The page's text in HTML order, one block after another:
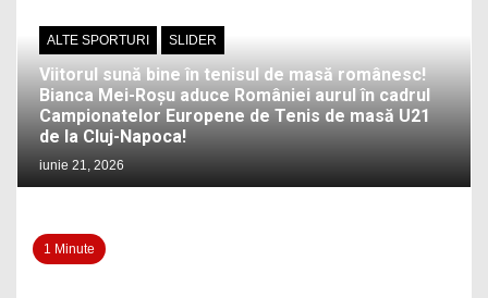
ALTE SPORTURI SLIDER
Viitorul sună bine în tenisul de masă românesc!
Bianca Mei-Roșu aduce României aurul în cadrul
Campionatelor Europene de Tenis de masă U21
de la Cluj-Napoca!
iunie 21, 2026
1 Minute